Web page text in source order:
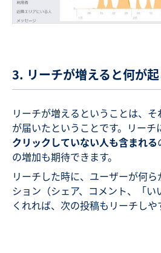
3. リーチが増えると何が
リーチが増えるということは、
が届いたということです。リーチ
クリックしていない人も含まれる
の増加も期待できます。
リーチした時に、ユーザーが何
ション（シェア、コメント、「
くれれば、次の投稿もリーチしや